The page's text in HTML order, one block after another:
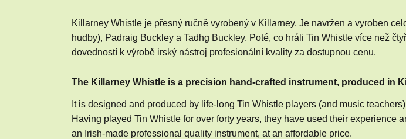
Killarney Whistle je přesný ručně vyrobený v Killarney. Je navržen a vyroben
hudby), Padraig Buckley a Tadhg Buckley. Poté, co hráli Tin Whistle více než
dovedností k výrobě irský nástroj profesionální kvality za dostupnou cenu.
The Killarney Whistle is a precision hand-crafted instrument, produced in
It is designed and produced by life-long Tin Whistle players (and music
Having played Tin Whistle for over forty years, they have used their experience
an Irish-made professional quality instrument, at an affordable price.